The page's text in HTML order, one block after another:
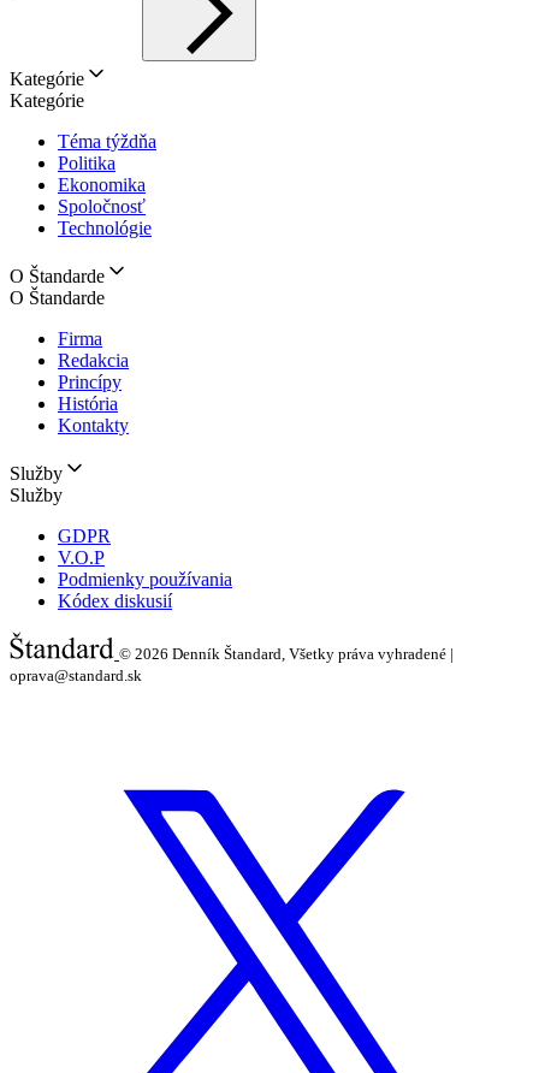
Kategórie
Kategórie
Téma týždňa
Politika
Ekonomika
Spoločnosť
Technológie
O Štandarde
O Štandarde
Firma
Redakcia
Princípy
História
Kontakty
Služby
Služby
GDPR
V.O.P
Podmienky používania
Kódex diskusií
© 2026 Denník Štandard, Všetky práva vyhradené |
oprava@standard.sk